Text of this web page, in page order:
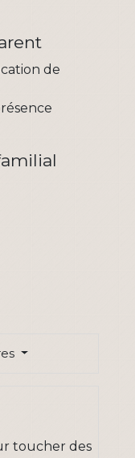
de
toucher des